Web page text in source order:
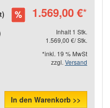
1.569,00 €*
Inhalt 1 Stk.
1.569,00 €/ Stk.
*inkl. 19 % MwSt
zzgl. Versand
In den Warenkorb >>